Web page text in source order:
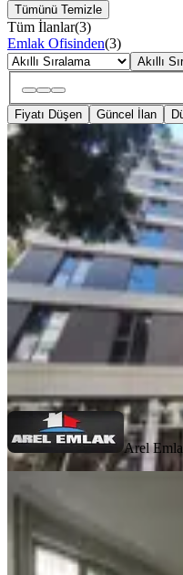
Tümünü Temizle
Tüm İlanlar(3)
Emlak Ofisinden(3)
Akıllı
Fiyatı Düşen Güncel İlan
SIFIR BİNA
%
Arel'den
Üstü 6.
Çankaya,
Stüdyo·
30.000 ₺
Arel Emlak Mücella Uzundal
Arel
3+1
Çankaya,